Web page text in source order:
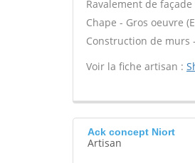
Ravalement de
Chape - Gros oeuvre
Construction de murs -
Voir la fiche artisan :
Ack concept Niort
Artisan